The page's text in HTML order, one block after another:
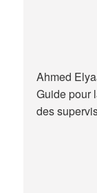
Ahmed
Guide pour
des